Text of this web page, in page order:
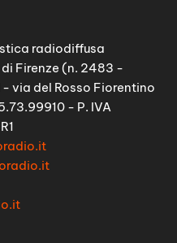
radiodiffusa
Firenze (n. 2483 -
via del Rosso Fiorentino
- P. IVA